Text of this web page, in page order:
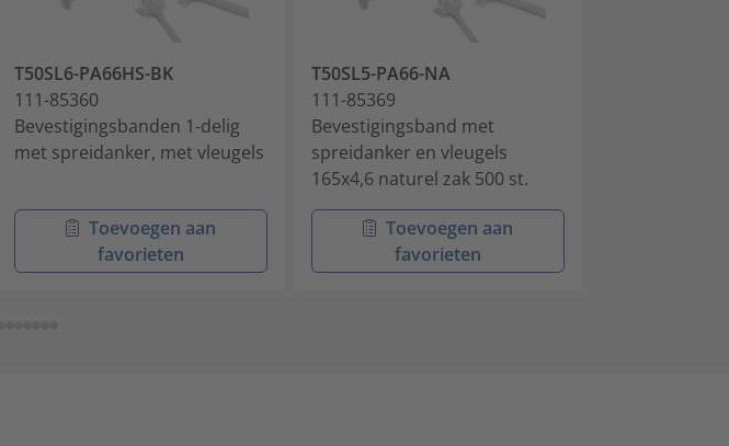
T50SL6-PA66HS-BK
111-85360
Bevestigingsbanden 1-delig
met spreidanker, met vleugels
Toevoegen aan
favorieten
T50SL5-PA66-NA
111-85369
Bevestigingsband met
spreidanker en vleugels
165x4,6 naturel zak 500 st.
Toevoegen aan
favorieten